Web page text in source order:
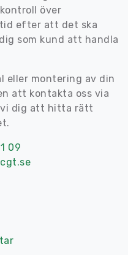
över
efter att det ska
som kund att handla
eller montering av din
att kontakta oss via
vi dig att hitta rätt
09